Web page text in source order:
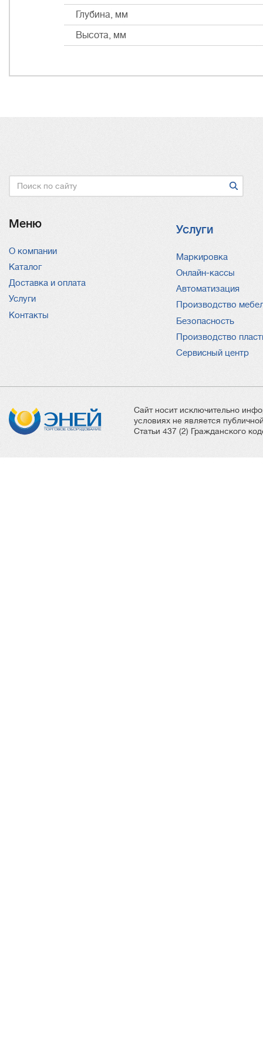
Глубина, мм
Высота, мм
Поиск
Меню
О компании
Каталог
Доставка и оплата
Услуги
Контакты
Услуги
Услуги
Маркировка
Онлайн-кассы
Автоматизация
Производство
Безопасность
Производство
Сервисный центр
Сайт носит исключительно
условиях не является
Статьи 437 (2) Гражданского